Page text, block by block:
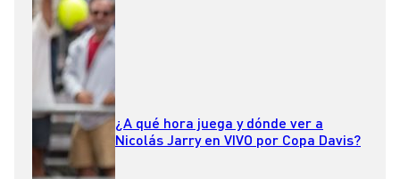
¿A qué hora juega y dónde ver a
Nicolás Jarry en VIVO por Copa Davis?